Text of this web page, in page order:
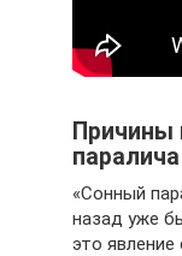
Причины
паралича
«Сонный
назад уже
это